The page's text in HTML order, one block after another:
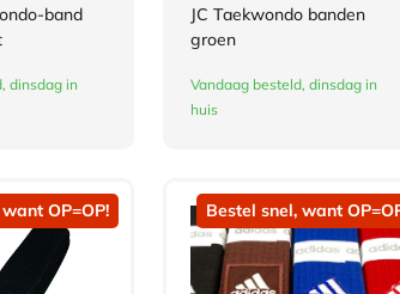
band
dinsdag in
JC Taekwondo banden
groen
Vandaag besteld, dinsdag in
huis
OP=OP! Bestel snel, want